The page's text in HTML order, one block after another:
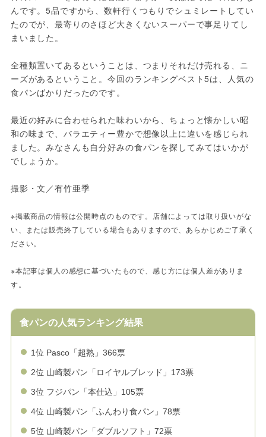
んです。5品ですから、数軒行くつもりでシュミレートしてい
たのでが、最寄りのさほど大きくないスーパーで事足りてし
まいました。
全種類置いてあるということは、つまりそれだけ売れる、ニ
ーズがあるということ。今回のランキングベスト5は、人気の
食パンばかりだったのです。
最近の好みに合わせられた味わいから、ちょっと懐かしい昭
和の味まで、バラエティー豊かで想像以上に違いを感じられ
ました。みなさんも自分好みの食パンを探してみてはいかが
でしょうか。
撮影・文／有竹亜季
※掲載商品の情報は公開時点のものです。店舗によっては取り扱いがな
い、または販売終了している場合もありますので、あらかじめご了承く
ださい。
※本記事は個人の感想に基づいたもので、感じ方には個人差がありま
す。
食パンの人気ランキング結果
1位 Pasco「超熟」366票
2位 山崎製パン「ロイヤルブレッド」173票
3位 フジパン「本仕込」105票
4位 山崎製パン「ふんわり食パン」78票
5位 山崎製パン「ダブルソフト」72票